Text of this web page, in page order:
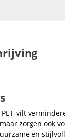
vilt
zorgen ook
en